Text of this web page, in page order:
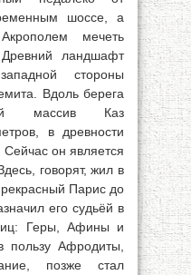
шоссе, а
мечеть
ландшафт
стороны
Вдоль берега
массив Каз
в древности
он является
говорят, жил в
Парис до
его судьёй в
Геры, Афины и
Афродиты,
позже стал